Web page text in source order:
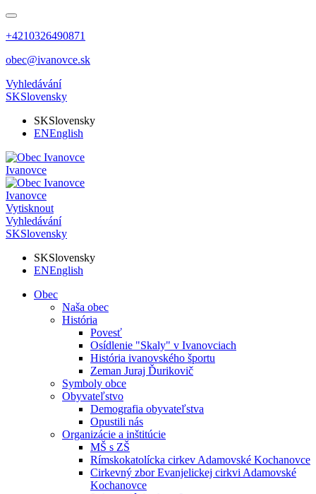
+4210326490871
obec@ivanovce.sk
Vyhledávání
SKSlovensky
SKSlovensky
ENEnglish
Ivanovce
Ivanovce
Vytisknout
Vyhledávání
SKSlovensky
SKSlovensky
ENEnglish
Obec
Naša obec
História
Povesť
Osídlenie "Skaly" v Ivanovciach
História ivanovského športu
Zeman Juraj Ďurikovič
Symboly obce
Obyvateľstvo
Demografia obyvateľstva
Opustili nás
Organizácie a inštitúcie
MŠ s ZŠ
Rímskokatolícka cirkev Adamovské Kochanovce
Cirkevný zbor Evanjelickej cirkvi Adamovské
Kochanovce